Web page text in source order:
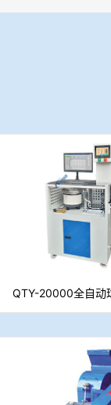
QTY-20000全自动
机